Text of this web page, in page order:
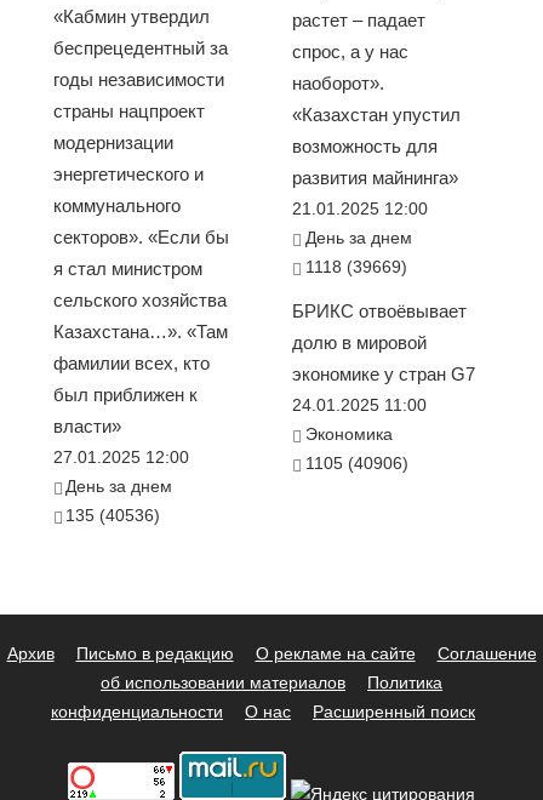
«Кабмин утвердил
беспрецедентный за
годы независимости
страны нацпроект
модернизации
энергетического и
коммунального
секторов». «Если бы
я стал министром
сельского хозяйства
Казахстана…». «Там
фамилии всех, кто
был приближен к
власти»
27.01.2025 12:00
День за днем
135 (40536)
растет – падает
спрос, а у нас
наоборот».
«Казахстан упустил
возможность для
развития майнинга»
21.01.2025 12:00
День за днем
1118 (39669)
БРИКС отвоёвывает
долю в мировой
экономике у стран G7
24.01.2025 11:00
Экономика
1105 (40906)
Архив Письмо в редакцию О рекламе на сайте
Соглашение
об использовании материалов
Политика
конфиденциальности
О нас Расширенный поиск